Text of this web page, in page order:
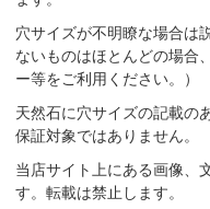
穴サイズが不明瞭な場合は
ないものはほとんどの場合
ー等をご利用ください。）
天然石に穴サイズの記載の
保証対象ではありません。
当店サイト上にある画像、
す。転載は禁止します。